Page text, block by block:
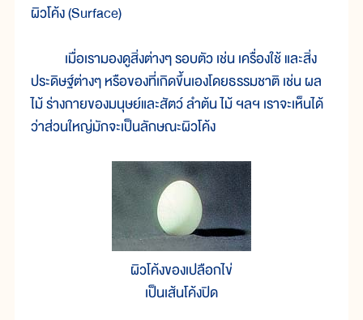
ผิวโค้ง (Surface)
เมื่อเรามองดูสิ่งต่างๆ รอบตัว เช่น เครื่องใช้ และสิ่ง
ประดิษฐ์ต่างๆ หรือของที่เกิดขึ้นเองโดยธรรมชาติ เช่น ผล
ไม้ ร่างกายของมนุษย์และสัตว์ ลำต้น ไม้ ฯลฯ เราจะเห็นได้
ว่าส่วนใหญ่มักจะเป็นลักษณะผิวโค้ง
ผิวโค้งของเปลือกไข่
เป็นเส้นโค้งปิด